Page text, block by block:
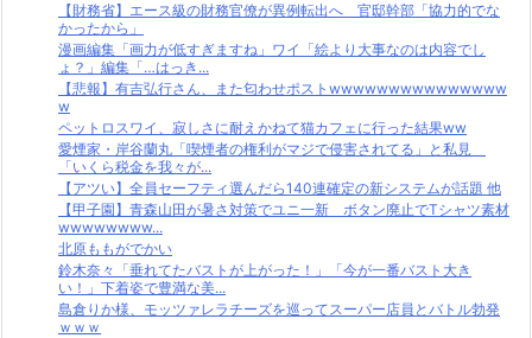
【財務省】エース級の財務官僚が異例転出へ 官邸幹部「協力的でな
かったから」
漫画編集「画力が低すぎますね」ワイ「絵より大事なのは内容でし
ょ？」編集「…はっき...
【悲報】有吉弘行さん、また匂わせポストwwwwwwwwwwwwwww
w
ペットロスワイ、寂しさに耐えかねて猫カフェに行った結果ww
愛煙家・岸谷蘭丸「喫煙者の権利がマジで侵害されてる」と私見
「いくら税金を我々が...
【アツい】全員セーフティ選んだら140連確定の新システムが話題 他
【甲子園】青森山田が暑さ対策でユニ一新 ボタン廃止でTシャツ素材
wwwwwwww...
北原ももがでかい
鈴木奈々「垂れてたバストが上がった！」「今が一番バスト大き
い！」下着姿で豊満な美...
島倉りか様、モッツァレラチーズを巡ってスーパー店員とバトル勃発
ｗｗｗ